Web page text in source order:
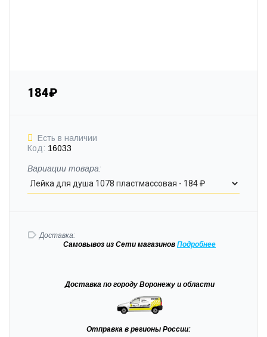
184₽
Есть в наличии
Код: 16033
Вариации товара:
Доставка:
Самовывоз из Сети магазинов Подробнее
Доставка по городу Воронежу и области
Отправка в регионы России: